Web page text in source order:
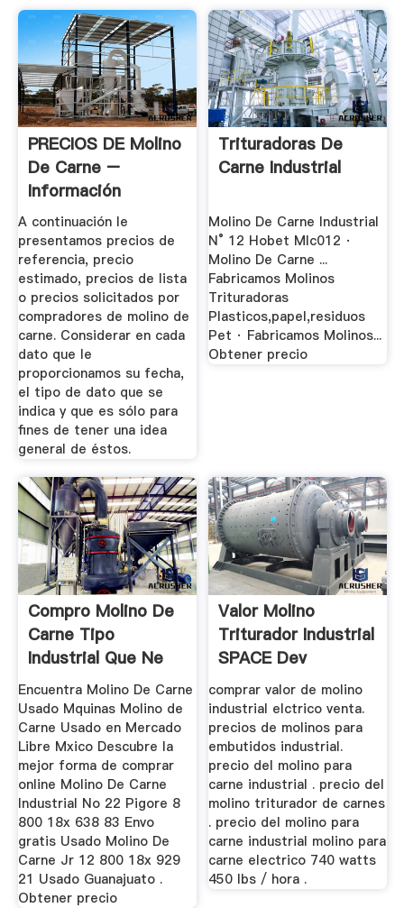
PRECIOS DE Molino
De Carne –
Información
Comercial ...
A continuación le
presentamos precios de
referencia, precio
estimado, precios de lista
o precios solicitados por
compradores de molino de
carne. Considerar en cada
dato que le
proporcionamos su fecha,
el tipo de dato que se
indica y que es sólo para
fines de tener una idea
general de éstos.
Trituradoras De
Carne Industrial
Molino De Carne Industrial
N° 12 Hobet Mlc012 ·
Molino De Carne ...
Fabricamos Molinos
Trituradoras
Plasticos,papel,residuos
Pet · Fabricamos Molinos...
Obtener precio
Compro Molino De
Carne Tipo
Industrial Que Ne
Vendan En Mexico
Encuentra Molino De Carne
Usado Mquinas Molino de
Carne Usado en Mercado
Libre Mxico Descubre la
mejor forma de comprar
online Molino De Carne
Industrial No 22 Pigore 8
800 18x 638 83 Envo
gratis Usado Molino De
Carne Jr 12 800 18x 929
21 Usado Guanajuato .
Obtener precio
Valor Molino
Triturador Industrial
SPACE Dev
comprar valor de molino
industrial elctrico venta.
precios de molinos para
embutidos industrial.
precio del molino para
carne industrial . precio del
molino triturador de carnes
. precio del molino para
carne industrial molino para
carne electrico 740 watts
450 lbs / hora .